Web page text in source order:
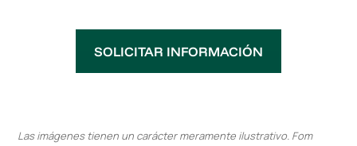
SOLICITAR INFORMACIÓN
Las imágenes tienen un carácter meramente ilustrativo. Fom